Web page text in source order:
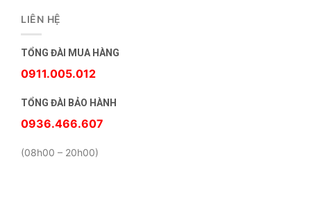
LIÊN HỆ
TỔNG ĐÀI MUA HÀNG
0911.005.012
TỔNG ĐÀI BẢO HÀNH
0936.466.607
(08h00 – 20h00)